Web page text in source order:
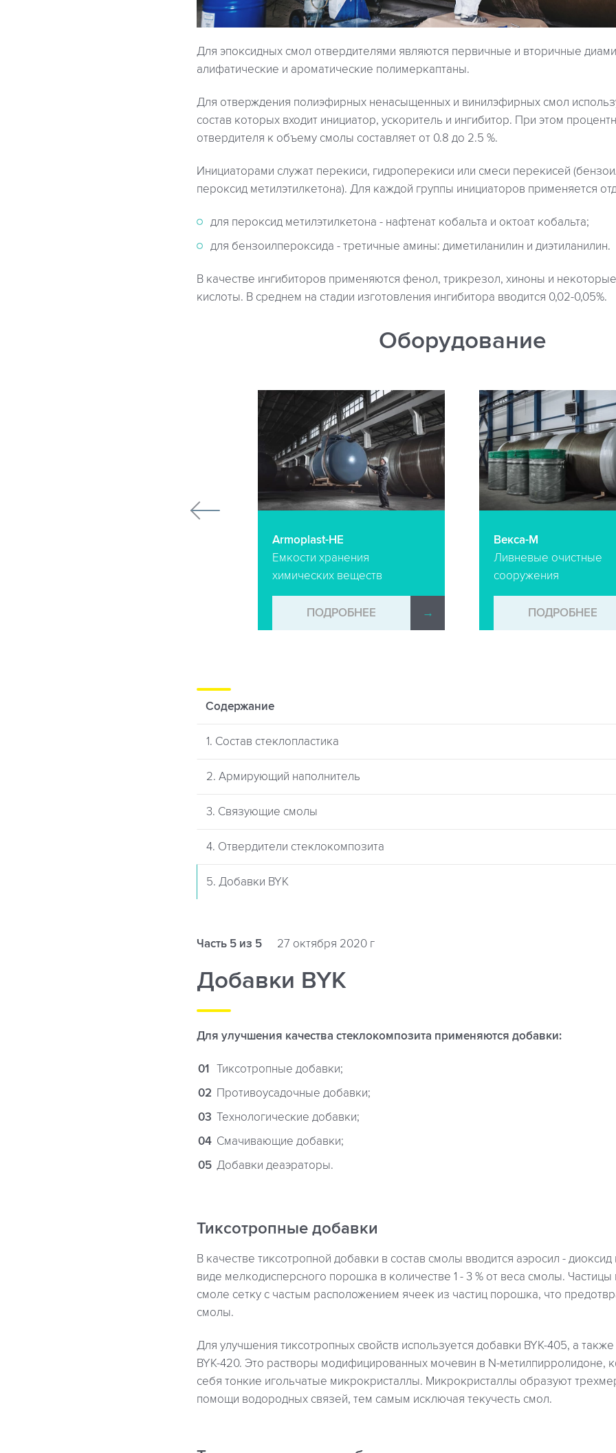
Для эпоксидных смол отвердителями являются первичные и вторичные
алифатические и ароматические полимеркаптаны.
Для отверждения полиэфирных ненасыщенных и винилэфирных смол
состав которых входит инициатор, ускоритель и ингибитор. При этом
отвердителя к объему смолы составляет от 0.8 до 2.5 %.
Инициаторами служат перекиси, гидроперекиси или смеси перекисей
пероксид метилэтилкетона). Для каждой группы инициаторов применяется
для пероксид метилэтилкетона - нафтенат кобальта и октоат кобальта;
для бензоилпероксида - третичные амины: диметиланилин и диэтиланилин.
В качестве ингибиторов применяются фенол, трикрезол, хиноны и
кислоты. В среднем на стадии изготовления ингибитора вводится 0,02-0,05%.
Оборудование
Armoplast-HE
Емкости хранения
химических веществ
ПОДРОБНЕЕ →
Векса-М
Ливневые очистные
сооружения
ПОДРОБНЕЕ
Содержание
1. Состав стеклопластика
2. Армирующий наполнитель
3. Связующие смолы
4. Отвердители стеклокомпозита
5. Добавки BYK
Часть 5 из 5 27 октября 2020 г
Добавки BYK
Для улучшения качества стеклокомпозита применяются добавки:
Тиксотропные добавки;
Противоусадочные добавки;
Технологические добавки;
Смачивающие добавки;
Добавки деаэраторы.
Тиксотропные добавки
В качестве тиксотропной добавки в состав смолы вводится аэросил -
виде мелкодисперсного порошка в количестве 1 - 3 % от веса смолы.
смоле сетку с частым расположением ячеек из частиц порошка, что
смолы.
Для улучшения тиксотропных свойств используется добавки BYK-405, а также
BYK-420. Это растворы модифицированных мочевин в N-метилпирролидоне,
себя тонкие игольчатые микрокристаллы. Микрокристаллы образуют
помощи водородных связей, тем самым исключая текучесть смол.